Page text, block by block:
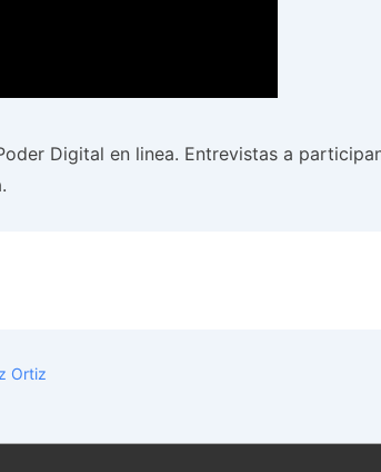
Digital en linea. Entrevistas a
Ortiz